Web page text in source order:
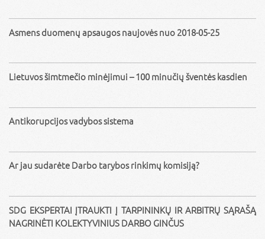
Asmens duomenų apsaugos naujovės nuo 2018-05-25
Lietuvos šimtmečio minėjimui – 100 minučių šventės kasdien
Antikorupcijos vadybos sistema
Ar jau sudarėte Darbo tarybos rinkimų komisiją?
SDG EKSPERTAI ĮTRAUKTI Į TARPININKŲ IR ARBITRŲ SĄRAŠĄ
NAGRINĖTI KOLEKTYVINIUS DARBO GINČUS